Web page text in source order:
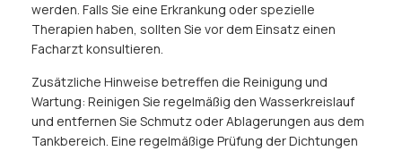
werden. Falls Sie eine Erkrankung oder spezielle
Therapien haben, sollten Sie vor dem Einsatz einen
Facharzt konsultieren.
Zusätzliche Hinweise betreffen die Reinigung und
Wartung: Reinigen Sie regelmäßig den Wasserkreislauf
und entfernen Sie Schmutz oder Ablagerungen aus dem
Tankbereich. Eine regelmäßige Prüfung der Dichtungen